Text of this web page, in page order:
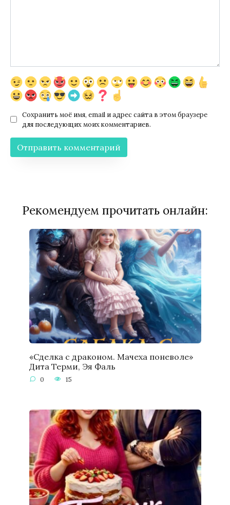
Сохранить моё имя, email и адрес сайта в этом браузере
для последующих моих комментариев.
Рекомендуем прочитать онлайн:
«Сделка с драконом. Мачеха поневоле»
Дита Терми, Эя Фаль
0 15